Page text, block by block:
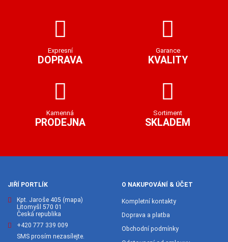
Expresní
DOPRAVA
Garance
KVALITY
Kamenná
PRODEJNA
Sortiment
SKLADEM
JIŘÍ PORTLÍK
Kpt. Jaroše 405 (mapa)
Litomyšl 570 01
Česká republika
+420 777 339 009
SMS prosím nezasílejte.
O NAKUPOVÁNÍ & ÚČET
Kompletní kontakty
Doprava a platba
Obchodní podmínky